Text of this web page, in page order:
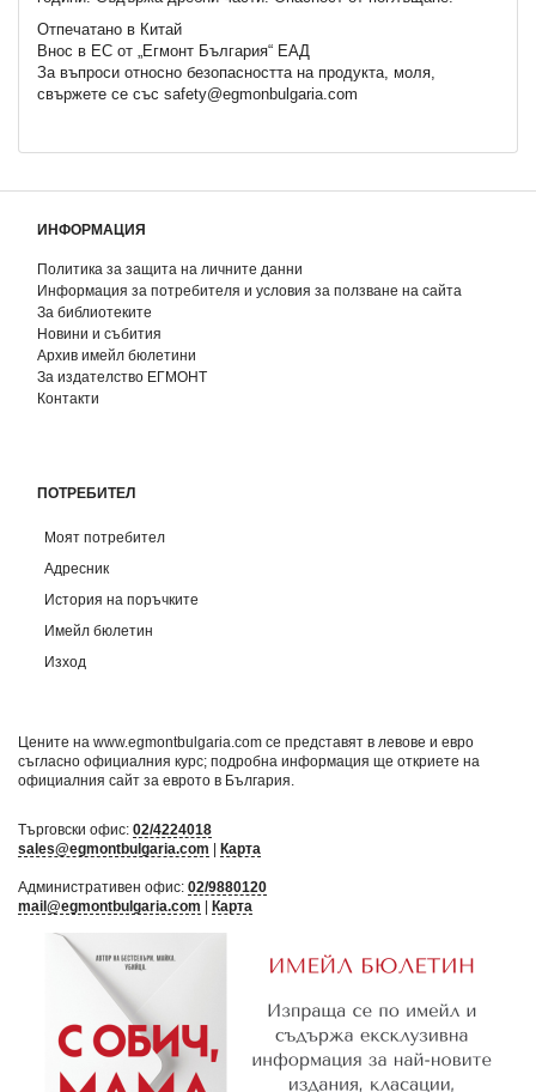
Отпечатано в Китай
Внос в ЕС от „Егмонт България“ ЕАД
За въпроси относно безопасността на продукта, моля,
свържете се със safety@egmonbulgaria.com
ИНФОРМАЦИЯ
Политика за защита на личните данни
Информация за потребителя и условия за ползване на сайта
За библиотеките
Новини и събития
Архив имейл бюлетини
За издателство ЕГМОНТ
Контакти
ПОТРЕБИТЕЛ
Моят потребител
Адресник
История на поръчките
Имейл бюлетин
Изход
Цените на www.egmontbulgaria.com се представят в левове и евро
съгласно официалния курс; подробна информация ще откриете на
официалния сайт за еврото в България
Търговски офис: 02/4224018
sales@egmontbulgaria.com
Карта
Административен офис: 02/9880120
mail@egmontbulgaria.com
Карта